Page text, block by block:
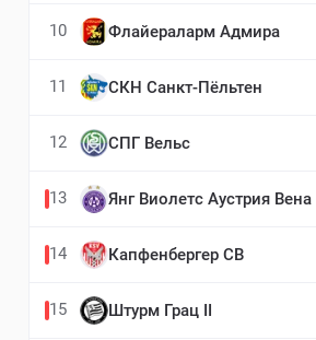
10 Флайераларм Адмира
11 СКН Санкт-Пёльтен
12 СПГ Вельс
13 Янг Виолетс Аустрия Вена
14 Капфенбергер СВ
15 Штурм Грац II